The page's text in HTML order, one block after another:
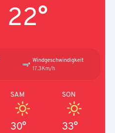
22°
Windgeschwindigkeit
17.3Km/h
SAM
30°
SON
33°